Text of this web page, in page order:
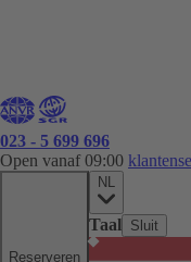
023 - 5 699 696
Open vanaf 09:00
Reserveren
NL
Taal Sluit